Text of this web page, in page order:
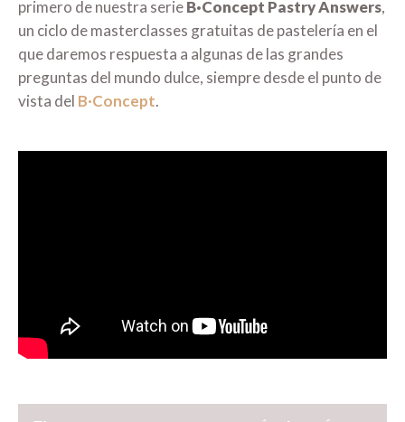
primero de nuestra serieB·Concept Pastry Answers,
un ciclo de masterclasses gratuitas de pastelería en el
que daremos respuesta a algunas de las grandes
preguntas del mundo dulce, siempre desde el punto de
vista del B·Concept.